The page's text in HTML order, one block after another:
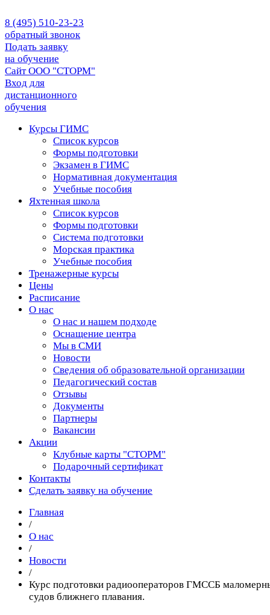
8 (495) 510-23-23
обратный звонок
Подать заявку
на обучение
Сайт ООО "СТОРМ"
Вход для
дистанционного
обучения
Курсы ГИМС
Список курсов
Формы подготовки
Экзамен в ГИМС
Нормативная документация
Учебные пособия
Яхтенная школа
Список курсов
Формы подготовки
Cистема подготовки
Морская практика
Учебные пособия
Тренажерные курсы
Цены
Расписание
О нас
О нас и нашем подходе
Оснащение центра
Мы в СМИ
Новости
Сведения об образовательной организации
Педагогический состав
Отзывы
Документы
Партнеры
Вакансии
Акции
Клубные карты "СТОРМ"
Подарочный сертификат
Контакты
Сделать заявку на обучение
Главная
/
О нас
/
Новости
/
Курс подготовки радиооператоров ГМССБ
судов ближнего плавания.